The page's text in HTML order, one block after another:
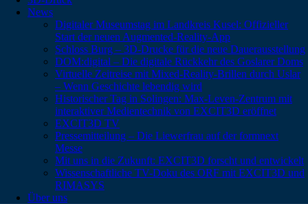
News
Digitaler Museumstag im Landkreis Kusel: Offizieller
Start der neuen Augmented-Reality-App
Schloss Burg – 3D-Drucke für die neue Dauerausstellung
DOM:digital – Die digitale Rückkehr des Goslarer Doms
Virtuelle Zeitreise mit Mixed-Reality-Brillen durch Uslar
– Wenn Geschichte lebendig wird
Historischer Tag in Solingen: Max-Leven-Zentrum mit
interaktiver Medientechnik von EXCIT3D eröffnet
EXCIT3D TV
Pressemitteilung – Die Liewerfrau auf der formnext
Messe
Mit uns in die Zukunft: EXCIT3D forscht und entwickelt
Wissenschaftliche TV-Doku des ORF mit EXCIT3D und
RIMASYS
Über uns